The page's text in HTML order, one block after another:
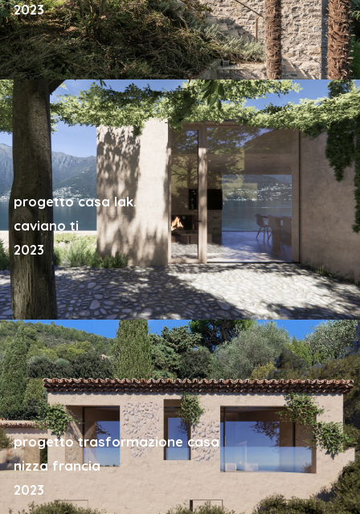
2023
progetto casa lak.
caviano ti
2023
progetto trasformazione casa
nizza francia
2023